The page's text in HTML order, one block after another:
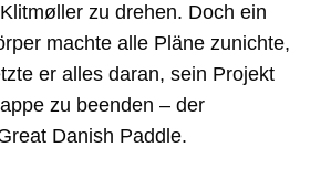
zu drehen. Doch ein
machte alle Pläne zunichte,
er alles daran, sein Projekt
zu beenden – der
Danish Paddle.